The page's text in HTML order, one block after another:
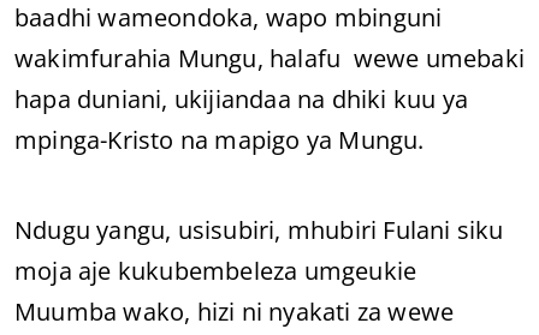
baadhi wameondoka, wapo mbinguni
wakimfurahia Mungu, halafu wewe umebaki
hapa duniani, ukijiandaa na dhiki kuu ya
mpinga-Kristo na mapigo ya Mungu.
Ndugu yangu, usisubiri, mhubiri Fulani siku
moja aje kukubembeleza umgeukie
Muumba wako, hizi ni nyakati za wewe